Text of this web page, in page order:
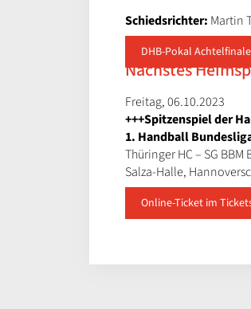
Schiedsrichter: Martin
DHB-Pokal
Nächstes
Freitag, 06.10.2023
+++Spitzenspiel der
1. Handball
Thüringer HC – SG
Salza-Halle,
Online-Ticket im